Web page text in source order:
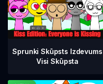
Sprunki Skūpsts Izdevums
Visi Skūpsta